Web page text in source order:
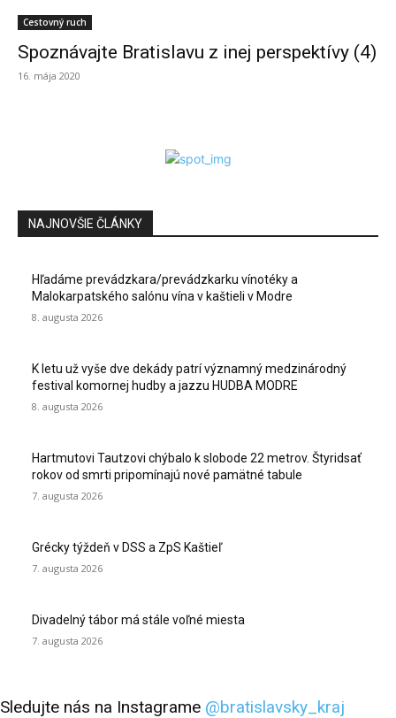
Cestovný ruch
Spoznávajte Bratislavu z inej perspektívy (4)
16. mája 2020
NAJNOVŠIE ČLÁNKY
Hľadáme prevádzkara/prevádzkarku vínotéky a
Malokarpatského salónu vína v kaštieli v Modre
8. augusta 2026
K letu už vyše dve dekády patrí významný medzinárodný
festival komornej hudby a jazzu HUDBA MODRE
8. augusta 2026
Hartmutovi Tautzovi chýbalo k slobode 22 metrov. Štyridsať
rokov od smrti pripomínajú nové pamätné tabule
7. augusta 2026
Grécky týždeň v DSS a ZpS Kaštieľ
7. augusta 2026
Divadelný tábor má stále voľné miesta
7. augusta 2026
Sledujte nás na Instagrame @bratislavsky_kraj